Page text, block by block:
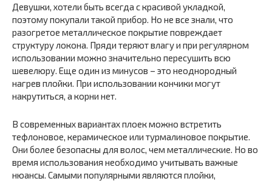
Девушки, хотели быть всегда с красивой укладкой,
поэтому покупали такой прибор. Но не все знали, что
разогретое металлическое покрытие повреждает
структуру локона. Пряди теряют влагу и при регулярном
использовании можно значительно пересушить всю
шевелюру. Еще один из минусов – это неоднородный
нагрев плойки. При использовании кончики могут
накрутиться, а корни нет.
В современных вариантах плоек можно встретить
тефлоновое, керамическое или турмалиновое покрытие.
Они более безопасны для волос, чем металлические. Но во
время использования необходимо учитывать важные
нюансы. Самыми популярными являются плойки,